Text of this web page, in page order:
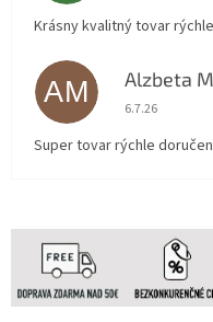
Krásny kvalitný tovar
AM Alzbeta
Hodnotenie
6.7.26
Super tovar rýchle